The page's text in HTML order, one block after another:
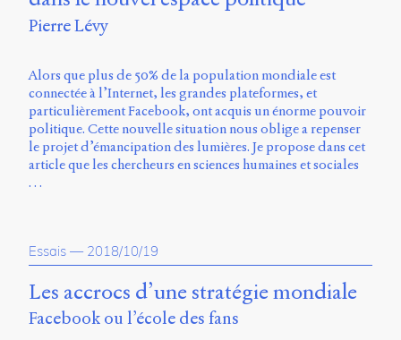
En
ligne
Université
de
Sherbrooke
Campus
de
B1-
12723
Pl.
Charles-
Pierre Lévy
Alors que plus de 50% de la population mondiale est
connectée à l’Internet, les grandes plateformes, et
particulièrement Facebook, ont acquis un énorme pouvoir
politique. Cette nouvelle situation nous oblige a repenser
le projet d’émancipation des lumières. Je propose dans cet
article que les chercheurs en sciences humaines et sociales
…
Essais — 2018/10/19
Les accrocs d’une stratégie mondiale
Facebook ou l’école des fans